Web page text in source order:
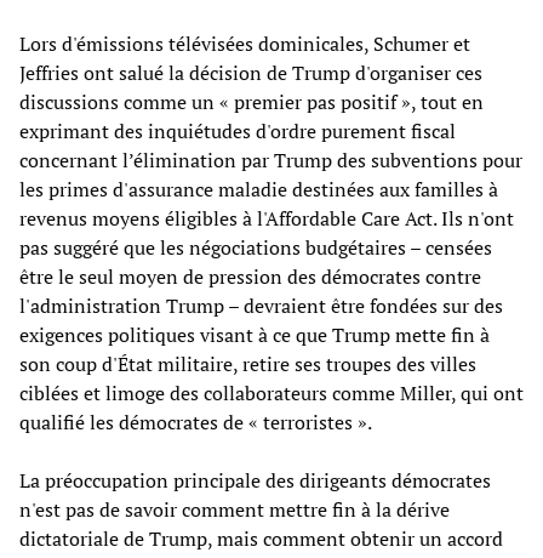
Lors d'émissions télévisées dominicales, Schumer et
Jeffries ont salué la décision de Trump d'organiser ces
discussions comme un « premier pas positif », tout en
exprimant des inquiétudes d'ordre purement fiscal
concernant l’élimination par Trump des subventions pour
les primes d'assurance maladie destinées aux familles à
revenus moyens éligibles à l'Affordable Care Act. Ils n'ont
pas suggéré que les négociations budgétaires – censées
être le seul moyen de pression des démocrates contre
l'administration Trump – devraient être fondées sur des
exigences politiques visant à ce que Trump mette fin à
son coup d'État militaire, retire ses troupes des villes
ciblées et limoge des collaborateurs comme Miller, qui ont
qualifié les démocrates de « terroristes ».
La préoccupation principale des dirigeants démocrates
n'est pas de savoir comment mettre fin à la dérive
dictatoriale de Trump, mais comment obtenir un accord